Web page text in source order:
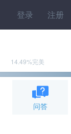
登录 注册
14.49%完美
问答